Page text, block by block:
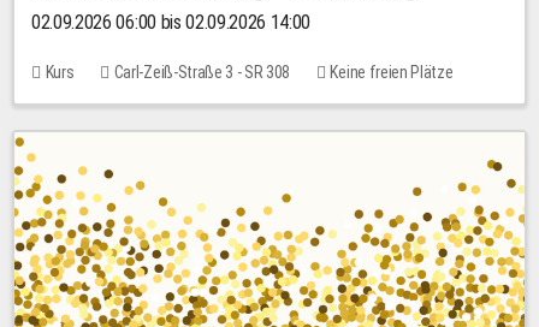
02.09.2026 06:00 bis 02.09.2026 14:00
Kurs Carl-Zeiß-Straße 3 - SR 308 Keine freien Plätze